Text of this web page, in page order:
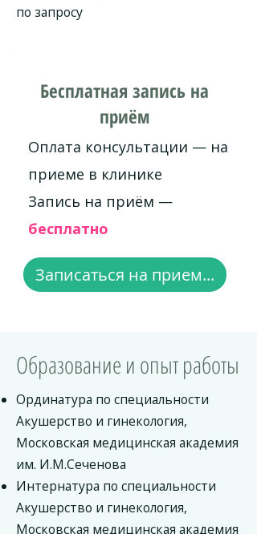
по запросу
Бесплатная запись на
приём
Оплата консультации — на
приеме в клинике
Запись на приём —
бесплатно
Записаться на прием...
Образование и опыт работы
Ординатура по специальности
Акушерство и гинекология,
Московская медицинская академия
им. И.М.Сеченова
Интернатура по специальности
Акушерство и гинекология,
Московская медицинская академия